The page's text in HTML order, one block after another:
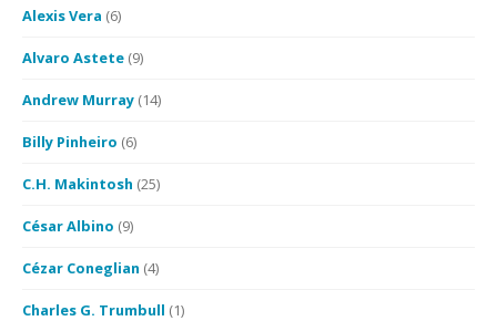
Alexis Vera (6)
Alvaro Astete (9)
Andrew Murray (14)
Billy Pinheiro (6)
C.H. Makintosh (25)
César Albino (9)
Cézar Coneglian (4)
Charles G. Trumbull (1)